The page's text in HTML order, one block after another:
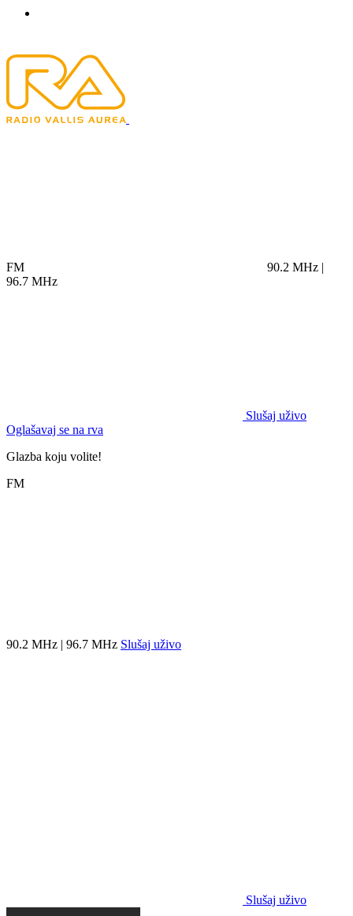
FM
90.2 MHz |
96.7 MHz
Slušaj uživo
Oglašavaj se na rva
Glazba koju volite!
FM
90.2 MHz | 96.7 MHz Slušaj uživo
Slušaj uživo